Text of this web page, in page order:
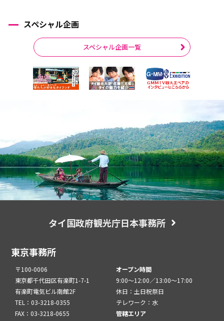
スペシャル企画
スペシャル企画一覧
タイ国政府観光庁日本事務所
東京事務所
〒100-0006
東京都千代田区有楽町1-7-1
有楽町電気ビル南館2F
TEL：03-3218-0355
FAX：03-3218-0655
オープン時間
9:00～12:00／13:00～17:00
休日：土日祝祭日
テレワーク：水
管轄エリア